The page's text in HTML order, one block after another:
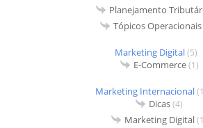
Planejamento
Tópicos Operacionais
Marketing Digital(5)
E-Commerce(1)
Marketing Internacional
Dicas(4)
Marketing Digital